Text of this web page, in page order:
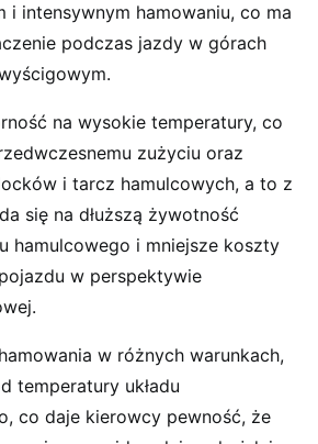
i intensywnym hamowaniu, co ma
podczas jazdy w górach
na wysokie temperatury, co
zużyciu oraz
i tarcz hamulcowych, a to z
się na dłuższą żywotność
hamulcowego i mniejsze koszty
w perspektywie
w różnych warunkach,
temperatury układu
co daje kierowcy pewność, że